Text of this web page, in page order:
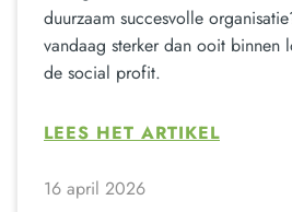
duurzaam succesvolle
vandaag sterker dan ooit binnen
de social profit.
LEES HET ARTIKEL
16 april 2026